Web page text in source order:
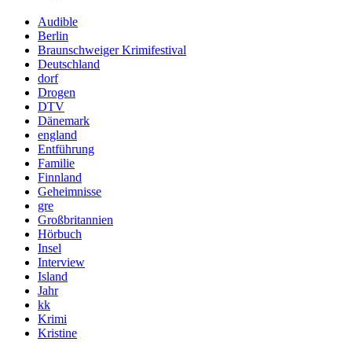
Audible
Berlin
Braunschweiger Krimifestival
Deutschland
dorf
Drogen
DTV
Dänemark
england
Entführung
Familie
Finnland
Geheimnisse
gre
Großbritannien
Hörbuch
Insel
Interview
Island
Jahr
kk
Krimi
Kristine